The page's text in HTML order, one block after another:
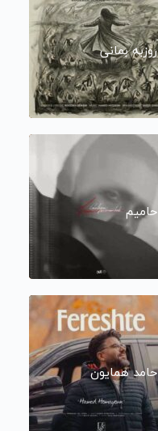
روزبه بمانی
حامیم
حامد همایون